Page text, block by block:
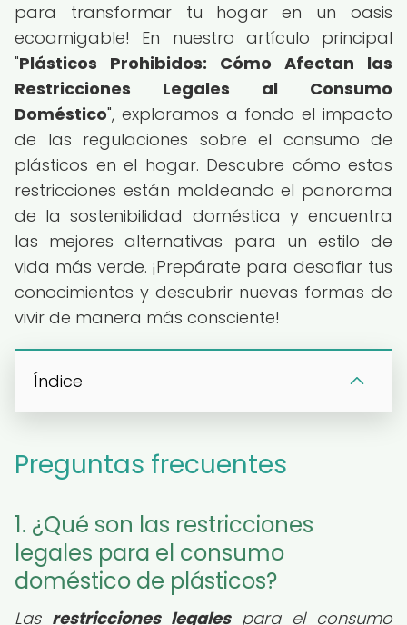
para transformar tu hogar en un oasis
ecoamigable! En nuestro artículo principal
"Plásticos Prohibidos: Cómo Afectan las
Restricciones Legales al Consumo
Doméstico", exploramos a fondo el impacto
de las regulaciones sobre el consumo de
plásticos en el hogar. Descubre cómo estas
restricciones están moldeando el panorama
de la sostenibilidad doméstica y encuentra
las mejores alternativas para un estilo de
vida más verde. ¡Prepárate para desafiar tus
conocimientos y descubrir nuevas formas de
vivir de manera más consciente!
Índice
Preguntas frecuentes
1. ¿Qué son las restricciones
legales para el consumo
doméstico de plásticos?
Las restricciones legalespara el consumo